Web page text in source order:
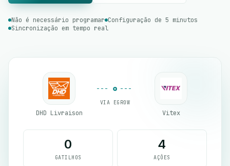
Não é necessário programar Configuração de 5 minutos
Sincronização em tempo real
DHD Livraison
VIA EGROW
Vitex
0
GATILHOS
4
AÇÕES